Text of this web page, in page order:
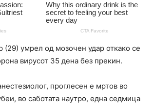
(29) умрел од мозочен удар откако се
вирусот 35 дена без прекин.
проглесен е мртов во
во саботата наутро, една седмица